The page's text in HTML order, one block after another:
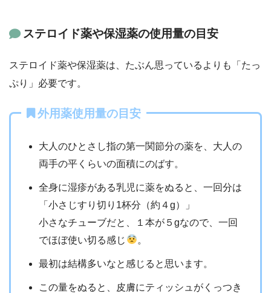
ステロイド薬や保湿薬の使用量の目安
ステロイド薬や保湿薬は、たぶん思っているよりも「たっ
ぷり」必要です。
外用薬使用量の目安
大人のひとさし指の第一関節分の薬を、大人の
両手の平くらいの面積にのばす。
全身に湿疹がある乳児に薬をぬると、一回分は
「小さじすり切り1杯分（約４g）」
小さなチューブだと、１本が５gなので、一回
でほぼ使い切る感じ
。
最初は結構多いなと感じると思います。
この量をぬると、皮膚にティッシュがくっつき